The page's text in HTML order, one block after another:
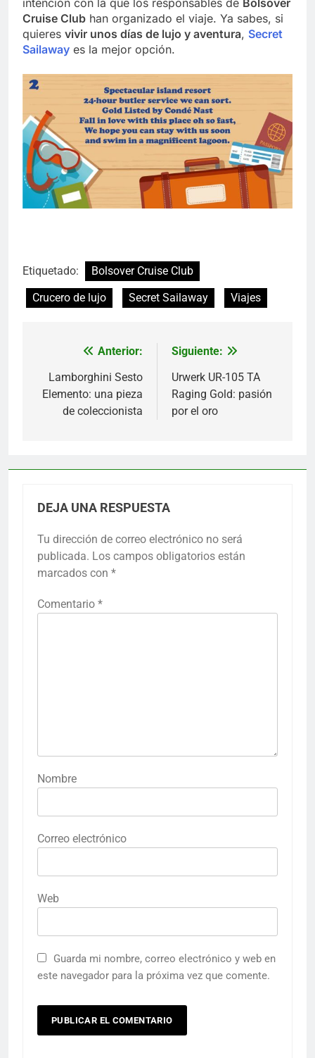
Cruise Club han organizado el viaje. Ya sabes, si
quieres vivir unos días de lujo y aventura, Secret
Sailaway es la mejor opción.
Etiquetado:
Bolsover Cruise Club
Crucero de lujo
Secret Sailaway Viajes
Navegación
de
entradas
Anterior:
Lamborghini Sesto
Elemento: una pieza
de coleccionista
Siguiente:
Urwerk UR-105 TA
Raging Gold: pasión
por el oro
DEJA UNA RESPUESTA
Tu dirección de correo electrónico no será
publicada. Los campos obligatorios están
marcados con *
Comentario *
Nombre
Correo electrónico
Web
Guarda mi nombre, correo electrónico y web en
este navegador para la próxima vez que comente.